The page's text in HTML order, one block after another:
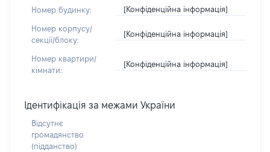
Номер будинку: [Конфіденційна інформація]
Номер корпусу/
секції/блоку:
[Конфіденційна інформація]
Номер квартири/
кімнати:
[Конфіденційна інформація]
Ідентифікація за межами України
Відсутнє
громадянство
(підданство)